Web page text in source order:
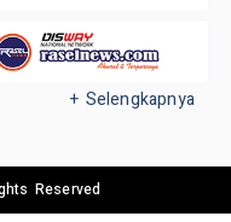
+ Selengkapnya
Reserved